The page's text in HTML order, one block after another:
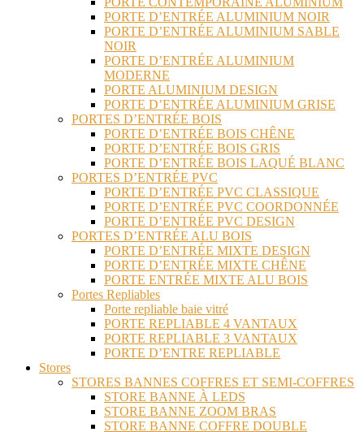
PORTE D’ENTRÉE ALUMINIUM NOIR
PORTE D’ENTRÉE ALUMINIUM SABLE
NOIR
PORTE D’ENTRÉE ALUMINIUM
MODERNE
PORTE ALUMINIUM DESIGN
PORTE D’ENTRÉE ALUMINIUM GRISE
PORTES D’ENTRÉE BOIS
PORTE D’ENTRÉE BOIS CHÊNE
PORTE D’ENTRÉE BOIS GRIS
PORTE D’ENTRÉE BOIS LAQUÉ BLANC
PORTES D’ENTRÉE PVC
PORTE D’ENTRÉE PVC CLASSIQUE
PORTE D’ENTRÉE PVC COORDONNÉE
PORTE D’ENTRÉE PVC DESIGN
PORTES D’ENTRÉE ALU BOIS
PORTE D’ENTRÉE MIXTE DESIGN
PORTE D’ENTRÉE MIXTE CHÊNE
PORTE ENTRÉE MIXTE ALU BOIS
Portes Repliables
Porte repliable baie vitré
PORTE REPLIABLE 4 VANTAUX
PORTE REPLIABLE 3 VANTAUX
PORTE D’ENTRE REPLIABLE
Stores
STORES BANNES COFFRES ET SEMI-COFFRES
STORE BANNE À LEDS
STORE BANNE ZOOM BRAS
STORE BANNE COFFRE DOUBLE